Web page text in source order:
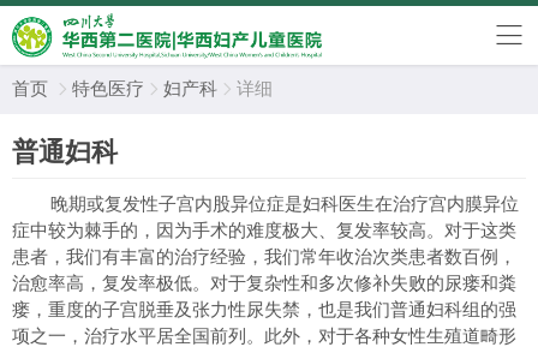
首页  特色医疗  妇产科  详细
普通妇科
晚期或复发性子宫内股异位症是妇科医生在治疗宫内膜异位
症中较为棘手的，因为手术的难度极大、复发率较高。对于这类
患者，我们有丰富的治疗经验，我们常年收治次类患者数百例，
治愈率高，复发率极低。对于复杂性和多次修补失败的尿瘘和粪
瘘，重度的子宫脱垂及张力性尿失禁，也是我们普通妇科组的强
项之一，治疗水平居全国前列。此外，对于各种女性生殖道畸形